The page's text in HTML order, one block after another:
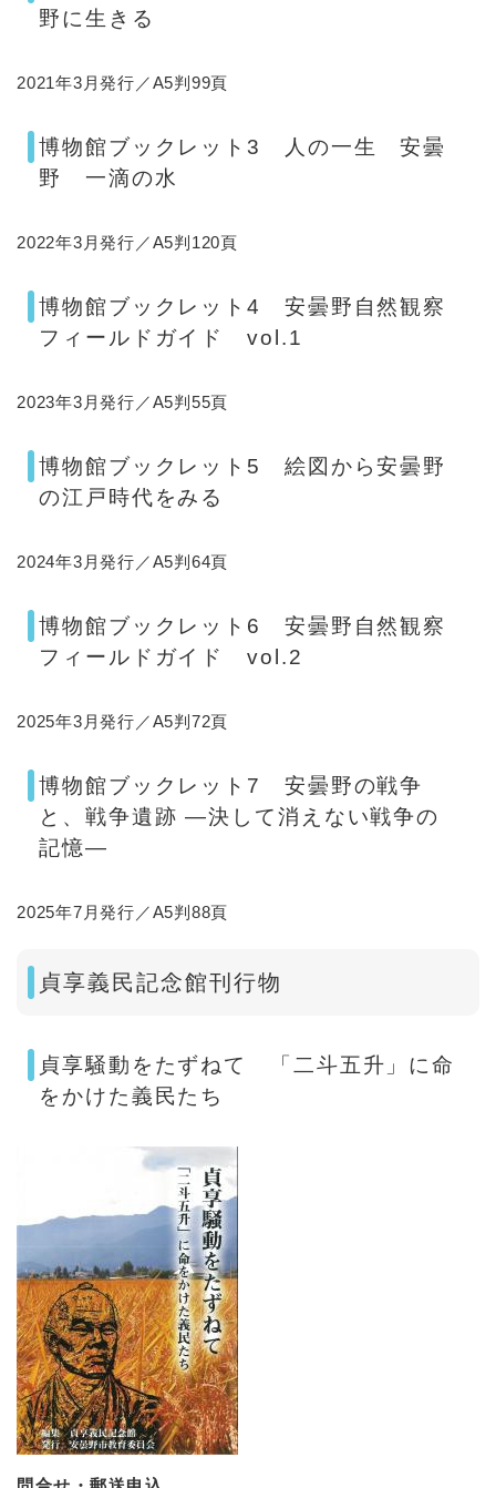
野に生きる
2021年3月発行／A5判99頁
博物館ブックレット3 人の一生 安曇
野 一滴の水
2022年3月発行／A5判120頁​
博物館ブックレット4 安曇野自然観察
フィールドガイド vol.1
2023年3月発行／A5判55頁​
博物館ブックレット5 絵図から安曇野
の江戸時代をみる
2024年3月発行／A5判64頁​
博物館ブックレット6 安曇野自然観察
フィールドガイド vol.2
2025年3月発行／A5判72頁​
博物館ブックレット7 安曇野の戦争
と、戦争遺跡 ―決して消えない戦争の
記憶―
2025年7月発行／A5判88頁​
貞享義民記念館刊行物
貞享騒動をたずねて 「二斗五升」に命
をかけた義民たち